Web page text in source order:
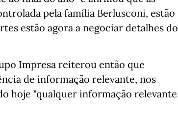
pela família Berlusconi, estão
estão agora a negociar detalhes do
Impresa reiterou então que
de informação relevante, nos
hoje "qualquer informação relevante